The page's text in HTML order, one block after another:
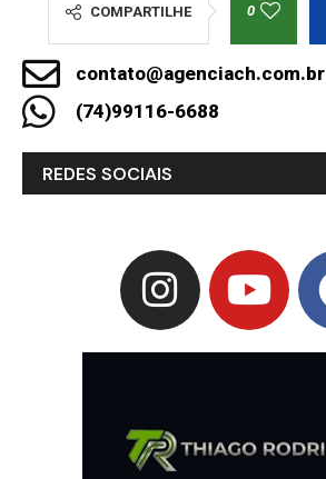
COMPARTILHE 0
contato@agenciach.com.br
(74)99116-6688
REDES SOCIAIS